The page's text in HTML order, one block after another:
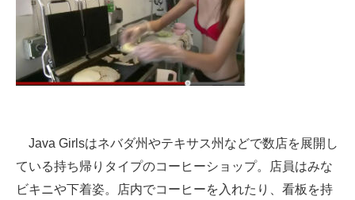
製造業のIT導入・活用を支援
モノづくり技術者専門サイト
エネルギーの専門メディア
建設×テクノロジーの最前線
Java Girlsはネバダ州やテキサス州などで数店を展開し
ている持ち帰りタイプのコーヒーショップ。店員はみな
ビキニや下着姿。店内でコーヒーを入れたり、看板を持